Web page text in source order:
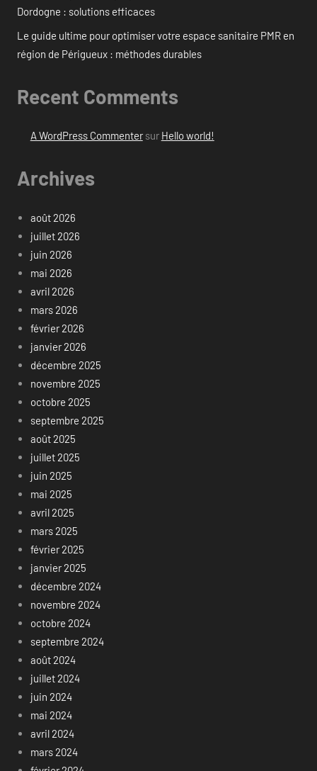
Dordogne : solutions efficaces
Le guide ultime pour optimiser votre espace sanitaire PMR en
région de Périgueux : méthodes durables
Recent Comments
A WordPress Commentersur Hello world!
Archives
août 2026
juillet 2026
juin 2026
mai 2026
avril 2026
mars 2026
février 2026
janvier 2026
décembre 2025
novembre 2025
octobre 2025
septembre 2025
août 2025
juillet 2025
juin 2025
mai 2025
avril 2025
mars 2025
février 2025
janvier 2025
décembre 2024
novembre 2024
octobre 2024
septembre 2024
août 2024
juillet 2024
juin 2024
mai 2024
avril 2024
mars 2024